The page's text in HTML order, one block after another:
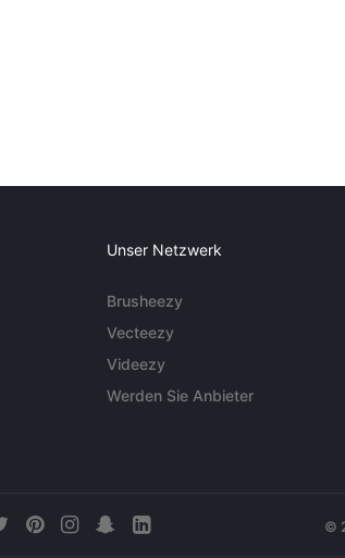
Unser Netzwerk
Brusheezy
Vecteezy
Videezy
Werden Sie Anbieter
©